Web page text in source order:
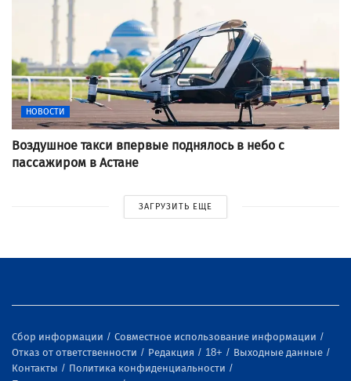
НОВОСТИ
Воздушное такси впервые поднялось в небо с
пассажиром в Астане
ЗАГРУЗИТЬ ЕЩЕ
Сбор информации
Совместное использование информации
Отказ от ответственности
Редакция 18+
Выходные данные
Контакты
Политика конфиденциальности